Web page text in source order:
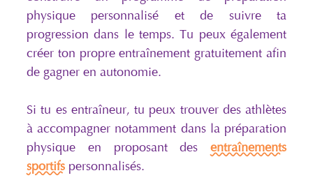
physique personnalisé et de suivre ta
progression dans le temps. Tu peux également
créer ton propre entraînement gratuitement afin
de gagner en autonomie.
Si tu es entraîneur, tu peux trouver des athlètes
à accompagner notamment dans la préparation
physique en proposant des entraînements
sportifs personnalisés.